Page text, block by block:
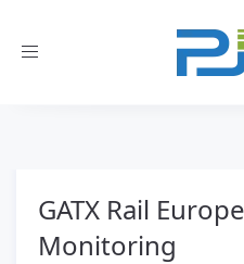
Toggle
GATX Rail
Monitoring